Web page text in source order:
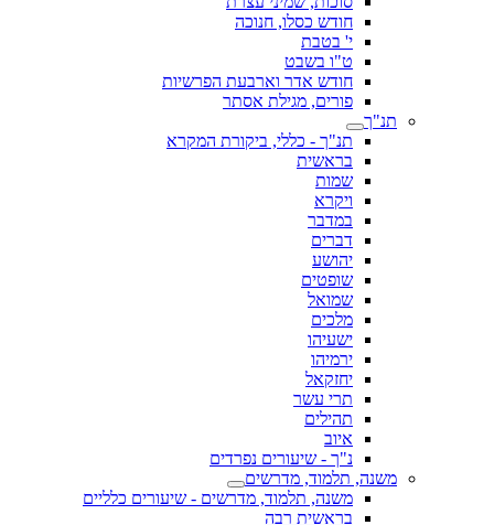
חודש כסלו, חנוכה
י' בטבת
ט"ו בשבט
חודש אדר וארבעת הפרשיות
פורים, מגילת אסתר
תנ"ך
תנ"ך - כללי, ביקורת המקרא
בראשית
שמות
ויקרא
במדבר
דברים
יהושע
שופטים
שמואל
מלכים
ישעיהו
ירמיהו
יחזקאל
תרי עשר
תהילים
איוב
נ"ך - שיעורים נפרדים
משנה, תלמוד, מדרשים
משנה, תלמוד, מדרשים - שיעורים כלליים
בראשית רבה